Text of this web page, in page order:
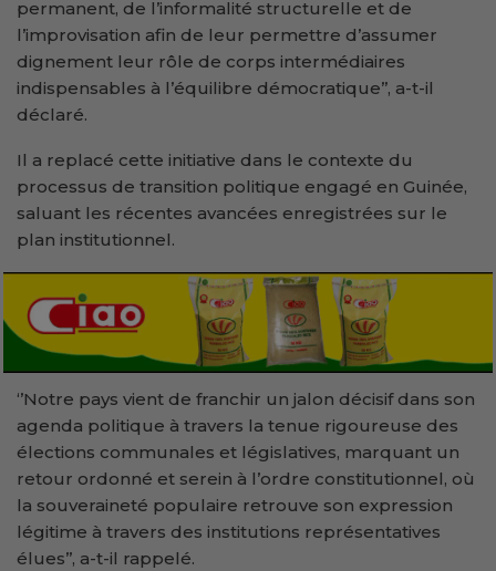
permanent, de l’informalité structurelle et de
l’improvisation afin de leur permettre d’assumer
dignement leur rôle de corps intermédiaires
indispensables à l’équilibre démocratique’’, a-t-il
déclaré.
Il a replacé cette initiative dans le contexte du
processus de transition politique engagé en Guinée,
saluant les récentes avancées enregistrées sur le
plan institutionnel.
‘’Notre pays vient de franchir un jalon décisif dans son
agenda politique à travers la tenue rigoureuse des
élections communales et législatives, marquant un
retour ordonné et serein à l’ordre constitutionnel, où
la souveraineté populaire retrouve son expression
légitime à travers des institutions représentatives
élues’’, a-t-il rappelé.